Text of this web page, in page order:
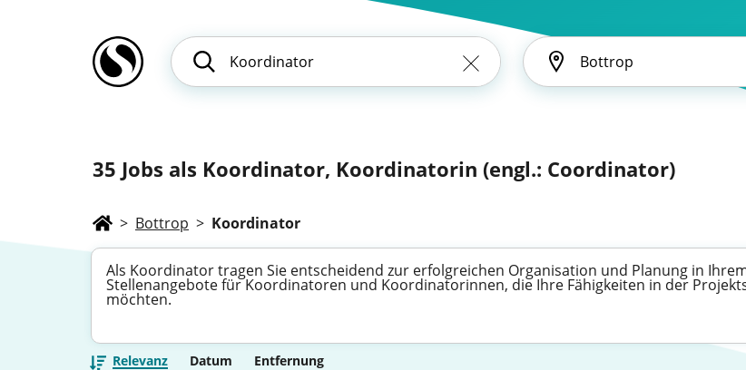
35 Jobs als Koordinator, Koordinatorin (engl.: Coordinator)
> Bottrop > Koordinator
Als Koordinator tragen Sie entscheidend zur erfolgreichen Organisation und Planung in
Stellenangebote für Koordinatoren und Koordinatorinnen, die Ihre Fähigkeiten in der
möchten.
Relevanz Datum Entfernung